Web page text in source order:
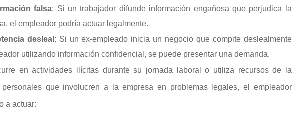
falsa: Si un trabajador difunde información engañosa que perjudica la
el empleador podría actuar legalmente.
desleal : Si un ex-empleado inicia un negocio que compite deslealmente
utilizando información confidencial, se puede presentar una demanda.
en actividades ilícitas durante su jornada laboral o utiliza recursos de la
que involucren a la empresa en problemas legales, el empleador
a actuar: